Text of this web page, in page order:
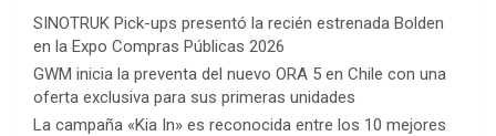
SINOTRUK Pick-ups presentó la recién estrenada Bolden
en la Expo Compras Públicas 2026
GWM inicia la preventa del nuevo ORA 5 en Chile con una
oferta exclusiva para sus primeras unidades
La campaña «Kia In» es reconocida entre los 10 mejores